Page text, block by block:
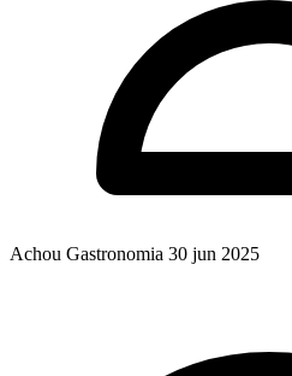
Achou Gastronomia 30 jun 2025